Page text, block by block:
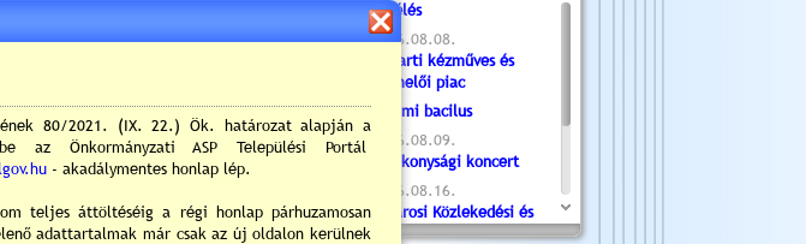
Túlélés
2026.08.08.
Tóparti kézműves és
termelői piac
Valami bacilus
2026.08.09.
Jótékonysági koncert
2026.08.16.
Újvárosi Közlekedési és
Sportnap